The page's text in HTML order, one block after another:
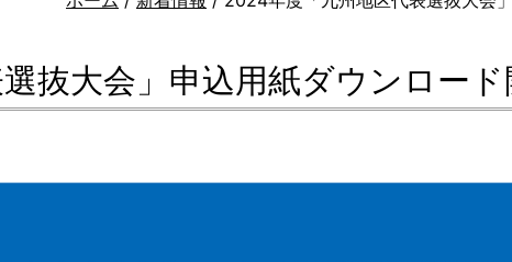
抜大会」申込用紙ダウンロード